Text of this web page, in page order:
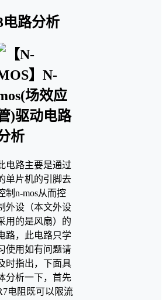
电路分析
电路主要是通过
单片机的引脚去
制n-mos从而控
外设（本文外设
用的是风扇）的
路，此电路只学
使用如有问题请
时指出，下面具
分析一下，首先
电阻既可以限流